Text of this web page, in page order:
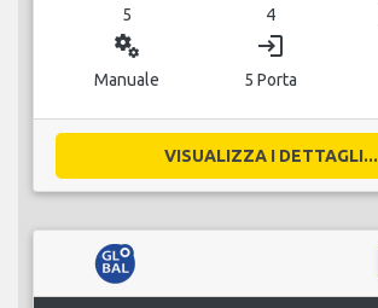
5 4
miscellaneous_services
Manuale
login
5 Porta
VISUALIZZA I DETTAGLI...